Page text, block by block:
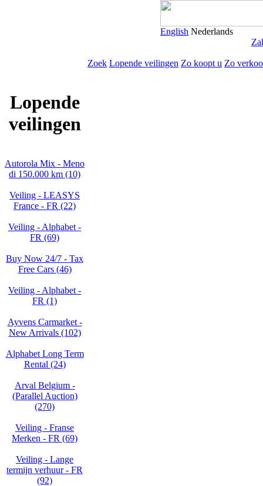
English Nederlands
Zoek Lopende veilingen Zo koopt u Zo
Lopende
veilingen
Autorola Mix - Meno
di 150.000 km (10)
Veiling - LEASYS
France - FR (22)
Veiling - Alphabet -
FR (69)
Buy Now 24/7 - Tax
Free Cars (46)
Veiling - Alphabet -
FR (1)
Ayvens Carmarket -
New Arrivals (102)
Alphabet Long Term
Rental (24)
Arval Belgium -
(Parallel Auction)
(270)
Veiling - Franse
Merken - FR (69)
Veiling - Lange
termijn verhuur - FR
(92)